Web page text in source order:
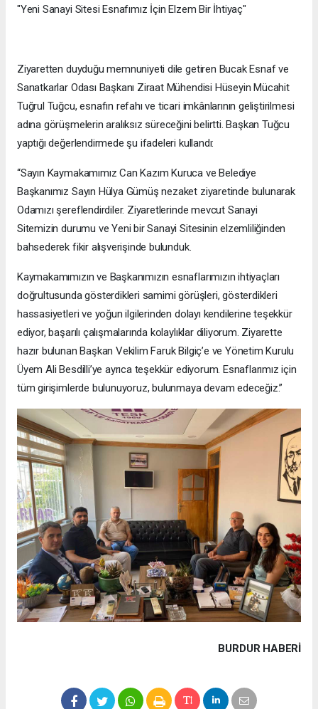
"Yeni Sanayi Sitesi Esnafımız İçin Elzem Bir İhtiyaç"
Ziyaretten duyduğu memnuniyeti dile getiren Bucak Esnaf ve
Sanatkarlar Odası Başkanı Ziraat Mühendisi Hüseyin Mücahit
Tuğrul Tuğcu, esnafın refahı ve ticari imkânlarının geliştirilmesi
adına görüşmelerin aralıksız süreceğini belirtti. Başkan Tuğcu
yaptığı değerlendirmede şu ifadeleri kullandı:
“Sayın Kaymakamımız Can Kazım Kuruca ve Belediye
Başkanımız Sayın Hülya Gümüş nezaket ziyaretinde bulunarak
Odamızı şereflendirdiler. Ziyaretlerinde mevcut Sanayi
Sitemizin durumu ve Yeni bir Sanayi Sitesinin elzemliliğinden
bahsederek fikir alışverişinde bulunduk.
Kaymakamımızın ve Başkanımızın esnaflarımızın ihtiyaçları
doğrultusunda gösterdikleri samimi görüşleri, gösterdikleri
hassasiyetleri ve yoğun ilgilerinden dolayı kendilerine teşekkür
ediyor, başarılı çalışmalarında kolaylıklar diliyorum. Ziyarette
hazır bulunan Başkan Vekilim Faruk Bilgiç’e ve Yönetim Kurulu
Üyem Ali Besdilli’ye ayrıca teşekkür ediyorum. Esnaflarımız için
tüm girişimlerde bulunuyoruz, bulunmaya devam edeceğiz.”
BURDUR HABERİ